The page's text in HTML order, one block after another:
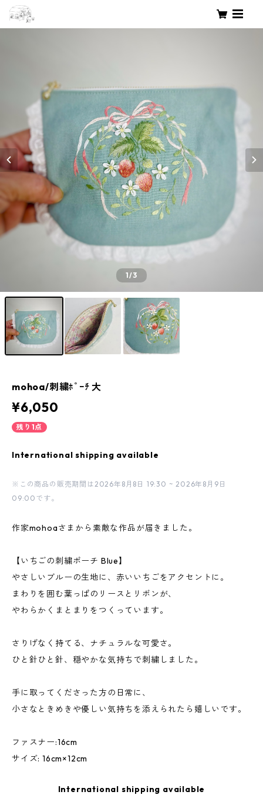
1/3
mohoa/刺繍ﾎﾟｰﾁ 大
¥6,050
残り1点
International shipping available
※この商品の販売期間は2026年8月8日 19:30 ~ 2026年8月9日
09:00です。
作家mohoaさまから素敵な作品が届きました。
【いちごの刺繍ポーチ Blue】
やさしいブルーの生地に、赤いいちごをアクセントに。
まわりを囲む葉っぱのリースとリボンが、
やわらかくまとまりをつくっています。
さりげなく持てる、ナチュラルな可愛さ。
ひと針ひと針、穏やかな気持ちで刺繍しました。
手に取ってくださった方の日常に、
小さなときめきや優しい気持ちを添えられたら嬉しいです。
ファスナー:16cm
サイズ: 16cm×12cm
International shipping available